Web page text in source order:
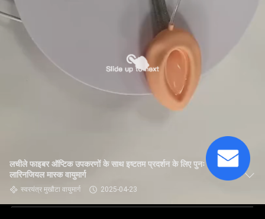
लचीले फाइबर ऑप्टिक उपकरणों के साथ इष्टतम प्रदर्शन के लिए पुनः प्रयोज्य
लारिनजियल मास्क वायुमार्ग
स्वरयंत्र मुखौटा वायुमार्ग 2025-04-23